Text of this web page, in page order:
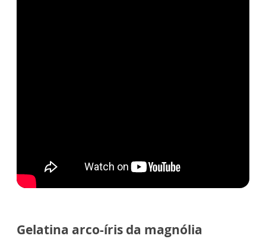
Gelatina arco-íris da magnólia